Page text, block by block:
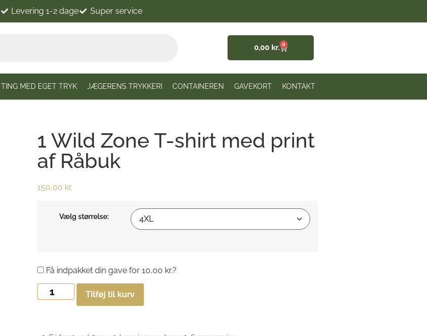
Levering 1-2 dage Super service
0,00 kr. 0
TING MED EGET TRYK JÆGERENS TRYKKERI CONTAINEREN GAVEKORT KONTAKT
1 Wild Zone T-shirt med print
af Råbuk
150,00 kr.
Vælg størrelse:
Tilføj til kurv
Få indpakket din gave for 10,00 kr.?